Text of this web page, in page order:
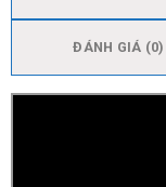
ĐÁNH GIÁ (0)